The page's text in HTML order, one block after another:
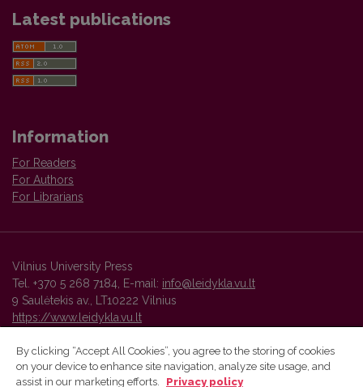
Latest publications
Information
For Readers
For Authors
For Librarians
Vilnius University Press
Tel. +370 5 268 7184, E-mail: info@leidykla.vu.lt
9 Saulėtekis av., LT10222 Vilnius
https://www.leidykla.vu.lt
Vilnius University Press platform and metadata are distributed by
By clicking “Accept All Cookies”, you agree to the storing of cookies
on your device to enhance site navigation, analyze site usage, and
assist in our marketing efforts.
Privacy policy